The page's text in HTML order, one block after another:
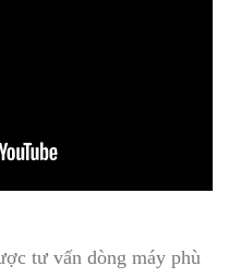
tư vấn dòng máy phù